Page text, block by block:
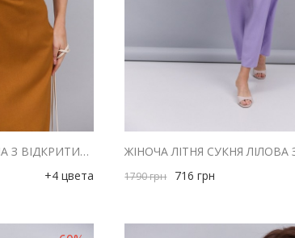
ЖІНОЧА ЛІТНЯ СУКНЯ ГІРЧИЧНА З ВІДКРИТИМИ ПЛЕЧИМА ТА ВИРІЗОМ НА ТАЛІЇ
+4 цвета 1790грн 716 грн